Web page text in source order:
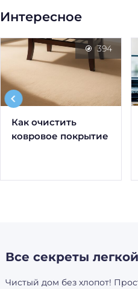
Интересное
Как очистить
ковровое покрытие
394
Все секреты
Чистый дом без хлопот!